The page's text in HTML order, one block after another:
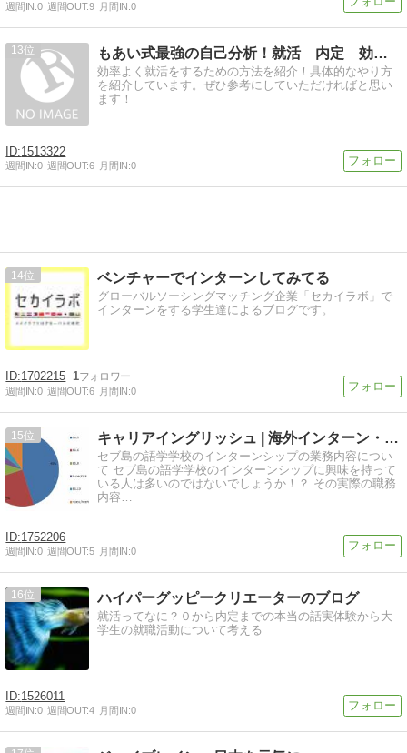
週間IN:0 週間OUT:9 月間IN:0
13 もあい式最強の自己分析！就活 内定 効率！
効率よく就活をするための方法を紹介！具体的なやり方
を紹介しています。ぜひ参考にしていただければと思い
ます！
1513322
週間IN:0 週間OUT:6 月間IN:0
14 ベンチャーでインターンしてみてる
グローバルソーシングマッチング企業「セカイラボ」で
インターンをする学生達によるブログです。
1702215 1
週間IN:0 週間OUT:6 月間IN:0
15 キャリアイングリッシュ | 海外インターン・留学サイト
セブ島の語学学校のインターンシップの業務内容につい
て セブ島の語学学校のインターンシップに興味を持って
いる人は多いのではないでしょうか！？ その実際の職務
内容…
1752206
週間IN:0 週間OUT:5 月間IN:0
16 ハイパーグッピークリエーターのブログ
就活ってなに？０から内定までの本当の話実体験から大
学生の就職活動について考える
1526011
週間IN:0 週間OUT:4 月間IN:0